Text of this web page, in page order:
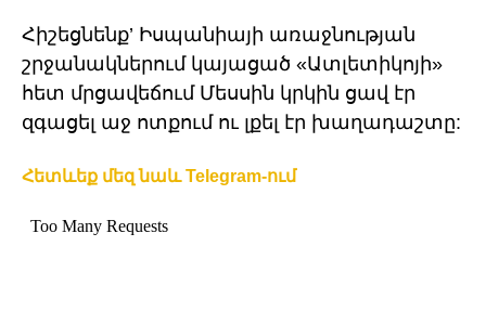
Հիշեցնենք’ Իսպանիայի առաջնության
շրջանակներում կայացած «Ատլետիկոյի»
հետ մրցավեճում Մեսսին կրկին ցավ էր
զգացել աջ ոտքում ու լքել էր խաղադաշտը:
Հետևեք մեզ նաև Telegram-ում